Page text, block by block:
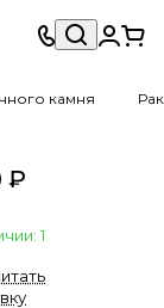
камня
₽
1